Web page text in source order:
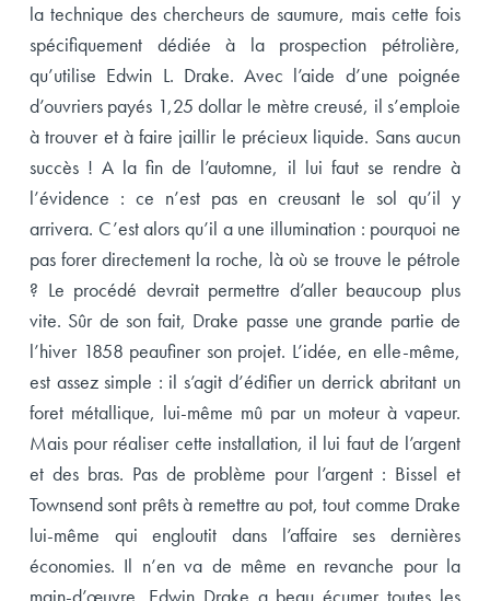
la technique des chercheurs de saumure, mais cette fois
spécifiquement dédiée à la prospection pétrolière,
qu’utilise Edwin L. Drake. Avec l’aide d’une poignée
d’ouvriers payés 1,25 dollar le mètre creusé, il s’emploie
à trouver et à faire jaillir le précieux liquide. Sans aucun
succès ! A la fin de l’automne, il lui faut se rendre à
l’évidence : ce n’est pas en creusant le sol qu’il y
arrivera. C’est alors qu’il a une illumination : pourquoi ne
pas forer directement la roche, là où se trouve le pétrole
? Le procédé devrait permettre d’aller beaucoup plus
vite. Sûr de son fait, Drake passe une grande partie de
l’hiver 1858 peaufiner son projet. L’idée, en elle-même,
est assez simple : il s’agit d’édifier un derrick abritant un
foret métallique, lui-même mû par un moteur à vapeur.
Mais pour réaliser cette installation, il lui faut de l’argent
et des bras. Pas de problème pour l’argent : Bissel et
Townsend sont prêts à remettre au pot, tout comme Drake
lui-même qui engloutit dans l’affaire ses dernières
économies. Il n’en va de même en revanche pour la